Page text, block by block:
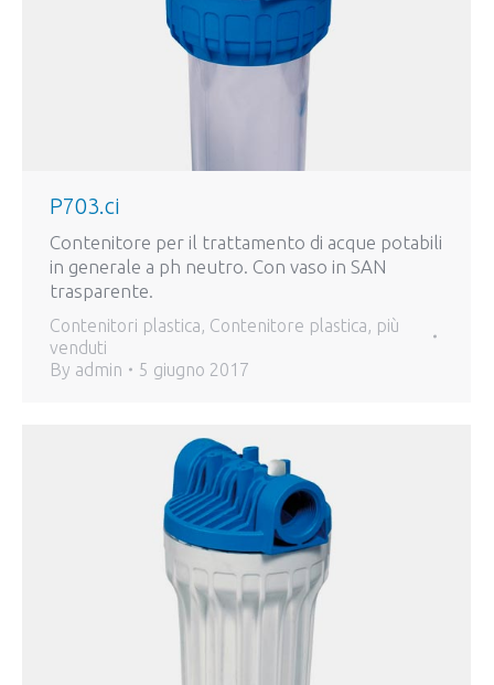
P703.ci
Contenitore per il trattamento di acque potabili
in generale a ph neutro. Con vaso in SAN
trasparente.
Contenitori plastica, Contenitore plastica, più
venduti
By admin 5 giugno 2017